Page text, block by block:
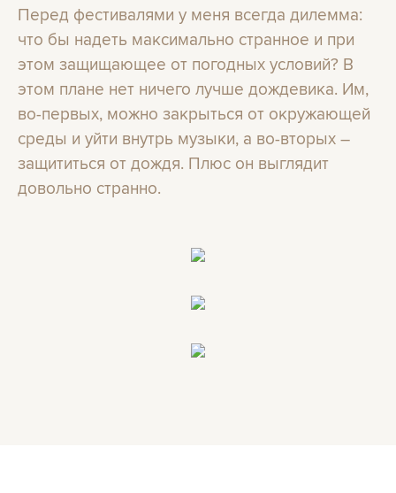
Перед фестивалями у меня всегда дилемма:
что бы надеть максимально странное и при
этом защищающее от погодных условий? В
этом плане нет ничего лучше дождевика. Им,
во-первых, можно закрыться от окружающей
среды и уйти внутрь музыки, а во-вторых –
защититься от дождя. Плюс он выглядит
довольно странно.